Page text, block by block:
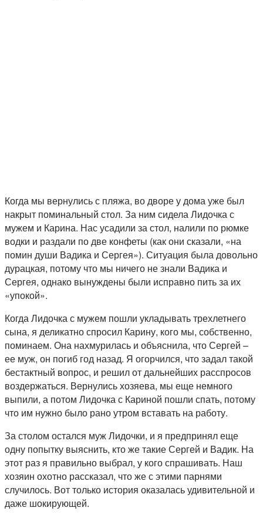
Когда мы вернулись с пляжа, во дворе у дома уже был
накрыт поминальный стол. За ним сидела Лидочка с
мужем и Карина. Нас усадили за стол, налили по рюмке
водки и раздали по две конфеты (как они сказали, «на
помин души Вадика и Сергея»). Ситуация была довольно
дурацкая, потому что мы ничего не знали Вадика и
Сергея, однако вынуждены были исправно пить за их
«упокой».
Когда Лидочка с мужем пошли укладывать трехлетнего
сына, я деликатно спросил Карину, кого мы, собственно,
поминаем. Она нахмурилась и объяснила, что Сергей –
ее муж, он погиб год назад. Я огорчился, что задал такой
бестактный вопрос, и решил от дальнейших расспросов
воздержаться. Вернулись хозяева, мы еще немного
выпили, а потом Лидочка с Кариной пошли спать, потому
что им нужно было рано утром вставать на работу.
За столом остался муж Лидочки, и я предпринял еще
одну попытку выяснить, кто же такие Сергей и Вадик. На
этот раз я правильно выбрал, у кого спрашивать. Наш
хозяин охотно рассказал, что же с этими парнями
случилось. Вот только история оказалась удивительной и
даже шокирующей.